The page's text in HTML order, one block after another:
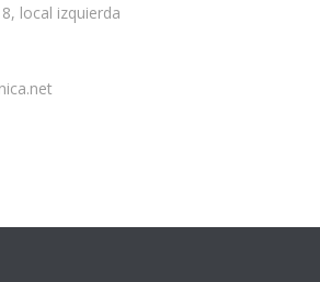
local izquierda